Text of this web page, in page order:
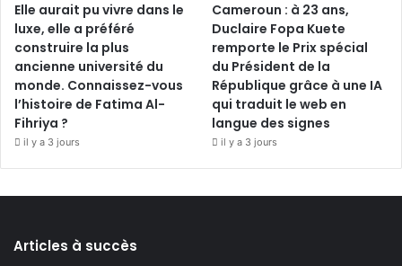
Elle aurait pu vivre dans le
luxe, elle a préféré
construire la plus
ancienne université du
monde. Connaissez-vous
l’histoire de Fatima Al-
Fihriya ?
il y a 3 jours
Cameroun : à 23 ans,
Duclaire Fopa Kuete
remporte le Prix spécial
du Président de la
République grâce à une IA
qui traduit le web en
langue des signes
il y a 3 jours
Articles à succès